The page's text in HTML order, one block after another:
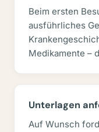
Beim ersten
ausführliches
Medikamente –
Unterlagen
Auf Wunsch